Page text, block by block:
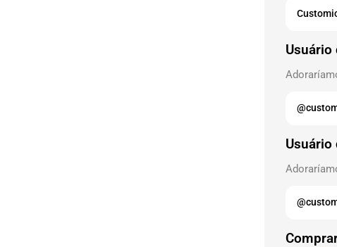
Usuário
Usuário